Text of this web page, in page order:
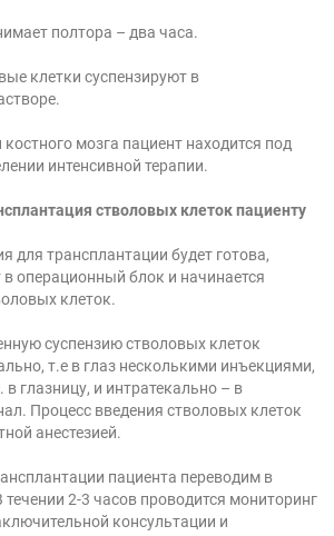
полтора – два часа.
клетки суспензируют в
мозга пациент находится под
интенсивной терапии.
стволовых клеток пациенту
для трансплантации будет готова,
в операционный блок и начинается
клеток.
суспензию стволовых клеток
т.е в глаз несколькими инъекциями,
в глазницу, и интратекально – в
Процесс введения стволовых клеток
анестезией.
пациента переводим в
2-3 часов проводится мониторинг
консультации и